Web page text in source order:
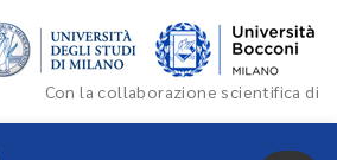
Con la collaborazione scientifica di